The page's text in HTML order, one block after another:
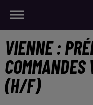
VIENNE :
(H/F)